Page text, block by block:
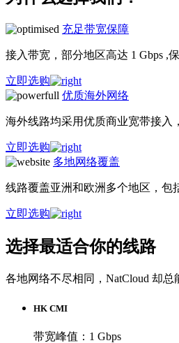
充足带宽保障
接入带宽，部分地区高达 1 Gbps ,
立即选购
优质海外网络
海外线路均采用优质商业宽带接入
立即选购
多地网络覆盖
线路覆盖亚洲和欧洲多个地区，包
立即选购
选择最适合你的线路
各地网络不尽相同，NatCloud 却
HK CMI
带宽峰值：1 Gbps